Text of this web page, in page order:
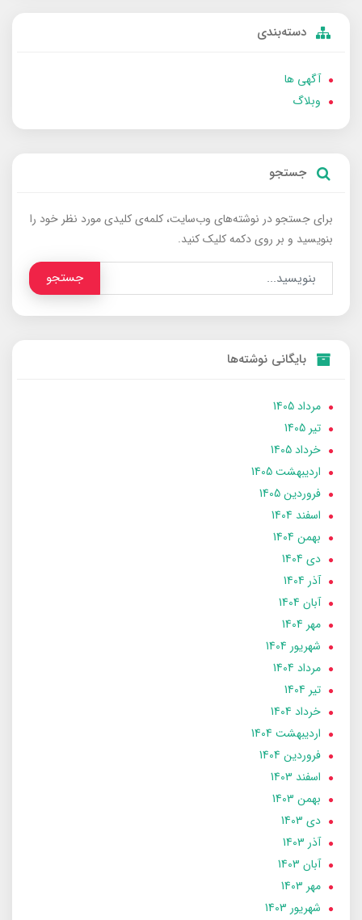
دسته‌بندی
آگهی ها
وبلاگ
جستجو
برای جستجو در نوشته‌های وب‌سایت، کلمه‌ی کلیدی مورد نظر خود را
بنویسید و بر روی دکمه کلیک کنید.
جستجو
بایگانی نوشته‌ها
مرداد 1405
تير 1405
خرداد 1405
ارديبهشت 1405
فروردین 1405
اسفند 1404
بهمن 1404
دی 1404
آذر 1404
آبان 1404
مهر 1404
شهریور 1404
مرداد 1404
تير 1404
خرداد 1404
ارديبهشت 1404
فروردین 1404
اسفند 1403
بهمن 1403
دی 1403
آذر 1403
آبان 1403
مهر 1403
شهریور 1403